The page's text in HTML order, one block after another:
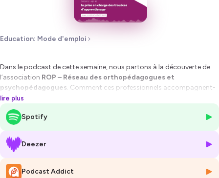
Education: Mode d'emploi
Dans le podcast de cette semaine, nous partons à la découverte de
l’association ROP – Réseau des orthopédagogues et
psychopédagogues . Comment ces professionnels accompagnent-
ils les enfants porteurs de troubles d’apprentissage ? Quels repères,
outils et stratégies peuvent aider parents et enseignants à mieux
comprendre les besoins des jeunes et à soutenir leurs apprentissages
nouvel épisode. Bonne écoute !
pour plus d'informations.
lire plus
Spotify
Deezer
Podcast Addict